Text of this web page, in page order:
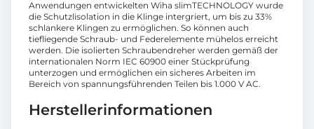
Anwendungen entwickelten Wiha slimTECHNOLOGY wurde
die Schutzlisolation in die Klinge intergriert, um bis zu 33%
schlankere Klingen zu ermöglichen. So können auch
tiefliegende Schraub- und Federelemente mühelos erreicht
werden. Die isolierten Schraubendreher werden gemäß der
internationalen Norm IEC 60900 einer Stückprüfung
unterzogen und ermöglichen ein sicheres Arbeiten im
Bereich von spannungsführenden Teilen bis 1.000 V AC.
Herstellerinformationen